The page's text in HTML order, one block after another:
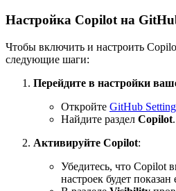
Настройка Copilot на
Чтобы включить и настроить
следующие шаги:
Перейдите в настройки
Откройте GitHub
Найдите раздел Copilot.
Активируйте Copilot:
Убедитесь, что Copilot
настроек будет показан